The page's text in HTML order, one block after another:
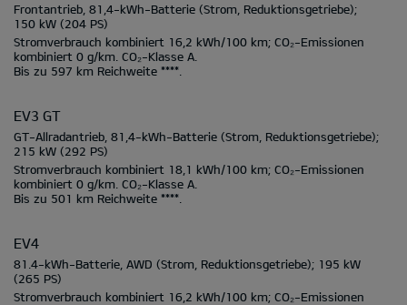
Frontantrieb, 81,4-kWh-Batterie (Strom, Reduktionsgetriebe);
150 kW (204 PS)
Stromverbrauch kombiniert 16,2 kWh/100 km; CO₂-Emissionen
kombiniert 0 g/km. CO₂-Klasse A.
Bis zu 597 km Reichweite ****.
EV3 GT
GT-Allradantrieb, 81,4-kWh-Batterie (Strom, Reduktionsgetriebe);
215 kW (292 PS)
Stromverbrauch kombiniert 18,1 kWh/100 km; CO₂-Emissionen
kombiniert 0 g/km. CO₂-Klasse A.
Bis zu 501 km Reichweite ****.
EV4
81.4-kWh-Batterie, AWD (Strom, Reduktionsgetriebe); 195 kW
(265 PS)
Stromverbrauch kombiniert 16,2 kWh/100 km; CO₂-Emissionen